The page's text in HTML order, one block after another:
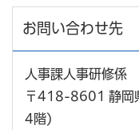
お問い合わせ先
人事課人事研修係
〒418-8601 静岡
4階)